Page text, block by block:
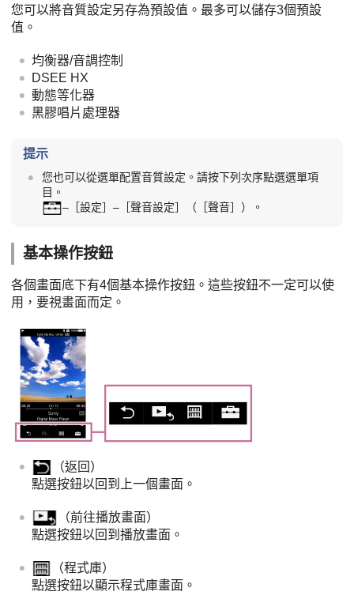
您可以將音質設定另存為預設值。最多可以儲存3個預設
值。
均衡器/音調控制
DSEE HX
動態等化器
黑膠唱片處理器
提示
您也可以從選單配置音質設定。請按下列次序點選選單項
目。
–［設定］–［聲音設定］（［聲音］）。
基本操作按鈕
各個畫面底下有4個基本操作按鈕。這些按鈕不一定可以使
用，要視畫面而定。
（返回）
點選按鈕以回到上一個畫面。
（前往播放畫面）
點選按鈕以回到播放畫面。
（程式庫）
點選按鈕以顯示程式庫畫面。